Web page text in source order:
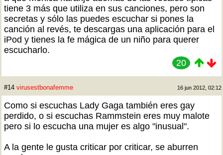
tiene 3 más que utiliza en sus canciones, pero son
secretas y sólo las puedes escuchar si pones la
canción al revés, te descargas una aplicación para el
iPod y tienes la fe mágica de un niño para querer
escucharlo.
20
#14 virusestbonafemme 16 jun 2012, 02:12
Como si escuchas Lady Gaga también eres gay
perdido, o si escuchas Rammstein eres muy malote
pero si lo escucha una mujer es algo "inusual".
A la gente le gusta criticar por criticar, se aburren